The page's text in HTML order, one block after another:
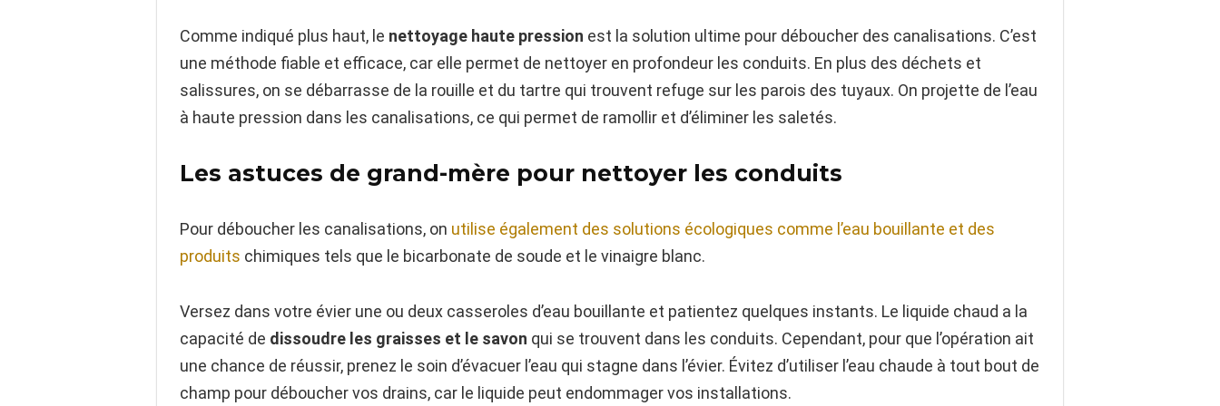
Comme indiqué plus haut, le nettoyage haute pression est la solution ultime pour déboucher des canalisations. C’est
une méthode fiable et efficace, car elle permet de nettoyer en profondeur les conduits. En plus des déchets et
salissures, on se débarrasse de la rouille et du tartre qui trouvent refuge sur les parois des tuyaux. On projette de l’eau
à haute pression dans les canalisations, ce qui permet de ramollir et d’éliminer les saletés.
Les astuces de grand-mère pour nettoyer les conduits
Pour déboucher les canalisations, on utilise également des solutions écologiques comme l’eau bouillante et des
produits chimiques tels que le bicarbonate de soude et le vinaigre blanc.
Versez dans votre évier une ou deux casseroles d’eau bouillante et patientez quelques instants. Le liquide chaud a la
capacité de dissoudre les graisses et le savon qui se trouvent dans les conduits. Cependant, pour que l’opération ait
une chance de réussir, prenez le soin d’évacuer l’eau qui stagne dans l’évier. Évitez d’utiliser l’eau chaude à tout bout de
champ pour déboucher vos drains, car le liquide peut endommager vos installations.